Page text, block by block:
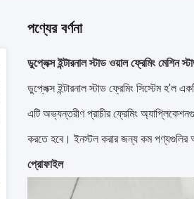
পণ্যের বর্ণনা
ডুপ্লেক্স ইন্টারনাল স্টাড ওয়াল ফ্রেমিং মেশিন
ডুপ্লেক্স ইন্টারনাল স্টাড ফ্রেমিং সিস্টেম হ'ল
এটি অভ্যন্তরীণ প্রাচীর ফ্রেমিং
করতে হবে। ইনস্টল করার জন্য কম পণ্যগুলির
প্রোফাইল